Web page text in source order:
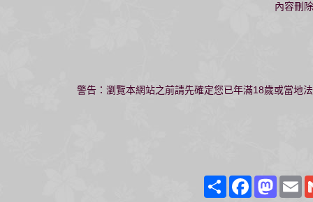
內容刪除
警告：瀏覽本網站之前請先確定您已年滿18歲或當地
ShareFacebook